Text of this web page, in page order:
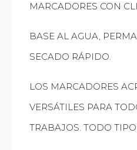
MARCADORES CON
BASE AL AGUA,
SECADO RÁPIDO.
LOS MARCADORES
VERSÁTILES PARA
TRABAJOS. TODO